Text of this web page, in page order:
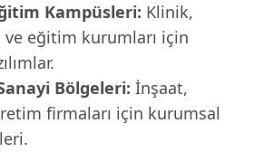
Kampüsleri: Klinik,
eğitim kurumları için
Bölgeleri: İnşaat,
firmaları için kurumsal